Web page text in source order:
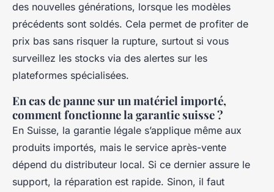
des nouvelles générations, lorsque les modèles
précédents sont soldés. Cela permet de profiter de
prix bas sans risquer la rupture, surtout si vous
surveillez les stocks via des alertes sur les
plateformes spécialisées.
En cas de panne sur un matériel importé,
comment fonctionne la garantie suisse ?
En Suisse, la garantie légale s’applique même aux
produits importés, mais le service après-vente
dépend du distributeur local. Si ce dernier assure le
support, la réparation est rapide. Sinon, il faut